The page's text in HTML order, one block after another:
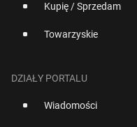
Kupię / Sprzedam
Towarzyskie
DZIAŁY PORTALU
Wiadomości